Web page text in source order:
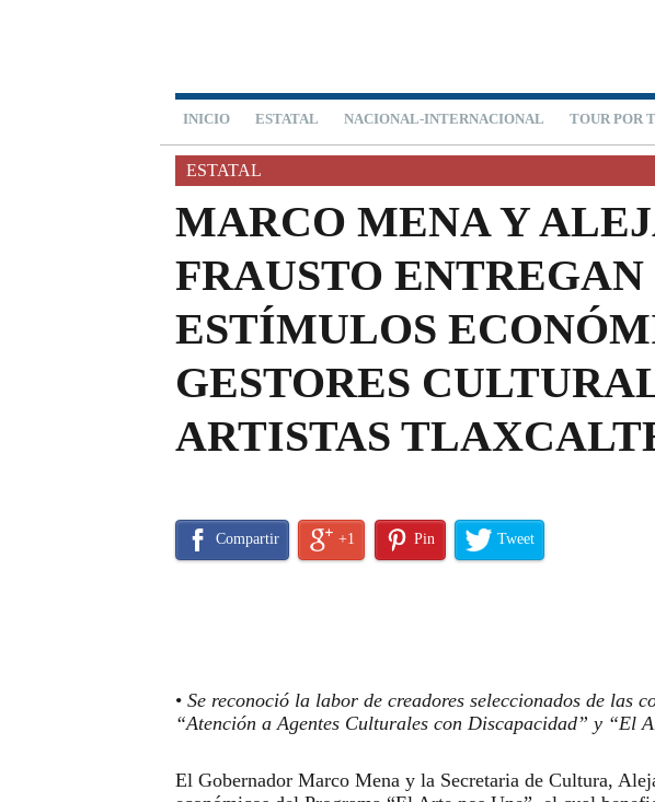
INICIO ESTATAL NACIONAL-INTERNACIONAL TOUR POR
ESTATAL
MARCO MENA Y
FRAUSTO ENTREGAN
ESTÍMULOS
GESTORES
ARTISTAS
Compartir +1 Pin Tweet
• Se reconoció la labor de creadores seleccionados de las
“Atención a Agentes Culturales con Discapacidad” y “El
El Gobernador Marco Mena y la Secretaria de Cultura,